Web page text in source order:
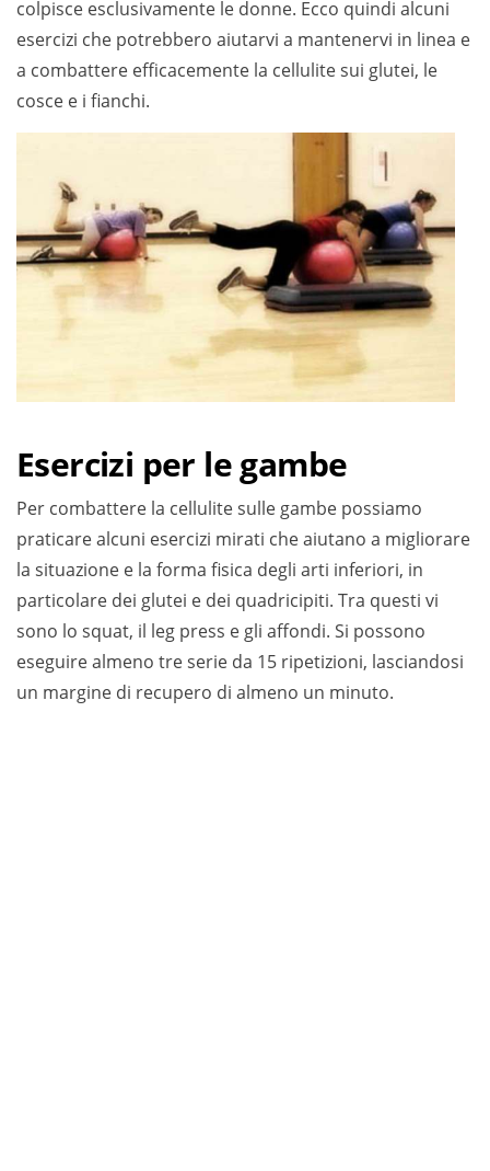
colpisce esclusivamente le donne. Ecco quindi alcuni
esercizi che potrebbero aiutarvi a mantenervi in linea e
a combattere efficacemente la cellulite sui glutei, le
cosce e i fianchi.
Esercizi per le gambe
Per combattere la cellulite sulle gambe possiamo
praticare alcuni esercizi mirati che aiutano a migliorare
la situazione e la forma fisica degli arti inferiori, in
particolare dei glutei e dei quadricipiti. Tra questi vi
sono lo squat, il leg press e gli affondi. Si possono
eseguire almeno tre serie da 15 ripetizioni, lasciandosi
un margine di recupero di almeno un minuto.